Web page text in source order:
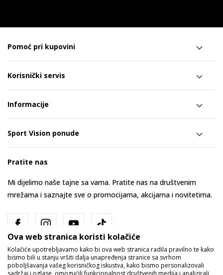
Pomoć pri kupovini
Korisnički servis
Informacije
Sport Vision ponude
Pratite nas
Mi dijelimo naše tajne sa vama. Pratite nas na društvenim
mrežama i saznajte sve o promocijama, akcijama i novitetima.
Ova web stranica koristi kolačiće
Kolačiće upotrebljavamo kako bi ova web stranica radila pravilno te kako
bismo bili u stanju vršiti dalja unapređenja stranice sa svrhom
poboljšavanja vašeg korisničkog iskustva, kako bismo personalizovali
sadržaj i oglase, omogućili funkcionalnost društvenih medija i analizirali